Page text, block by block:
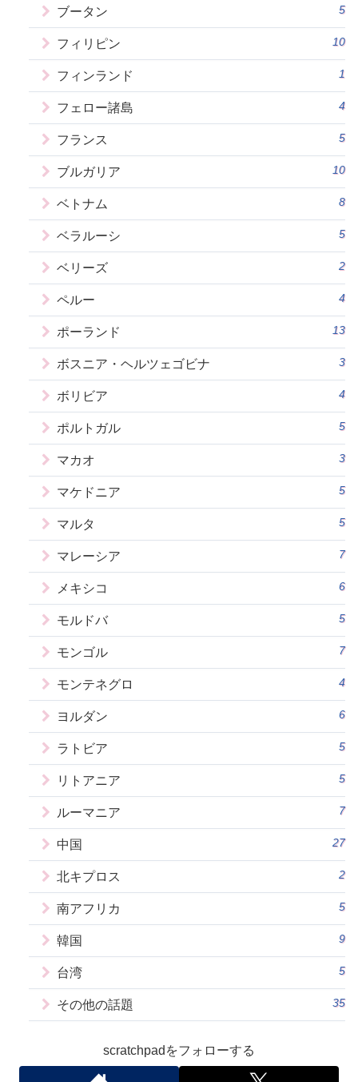
ブータン 5
フィリピン 10
フィンランド 1
フェロー諸島 4
フランス 5
ブルガリア 10
ベトナム 8
ベラルーシ 5
ベリーズ 2
ペルー 4
ポーランド 13
ボスニア・ヘルツェゴビナ 3
ボリビア 4
ポルトガル 5
マカオ 3
マケドニア 5
マルタ 5
マレーシア 7
メキシコ 6
モルドバ 5
モンゴル 7
モンテネグロ 4
ヨルダン 6
ラトビア 5
リトアニア 5
ルーマニア 7
中国 27
北キプロス 2
南アフリカ 5
韓国 9
台湾 5
その他の話題 35
scratchpadをフォローする